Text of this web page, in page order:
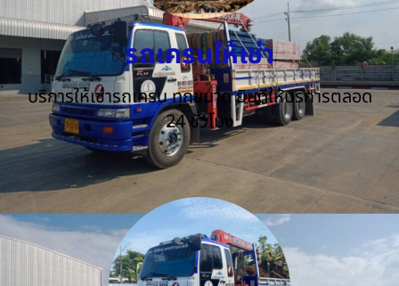
รถเครนให้เช่า
บริการให้เช่ารถเครน ทุกขนาด ยินดีให้บริการตลอด
24 ชั่วโมง